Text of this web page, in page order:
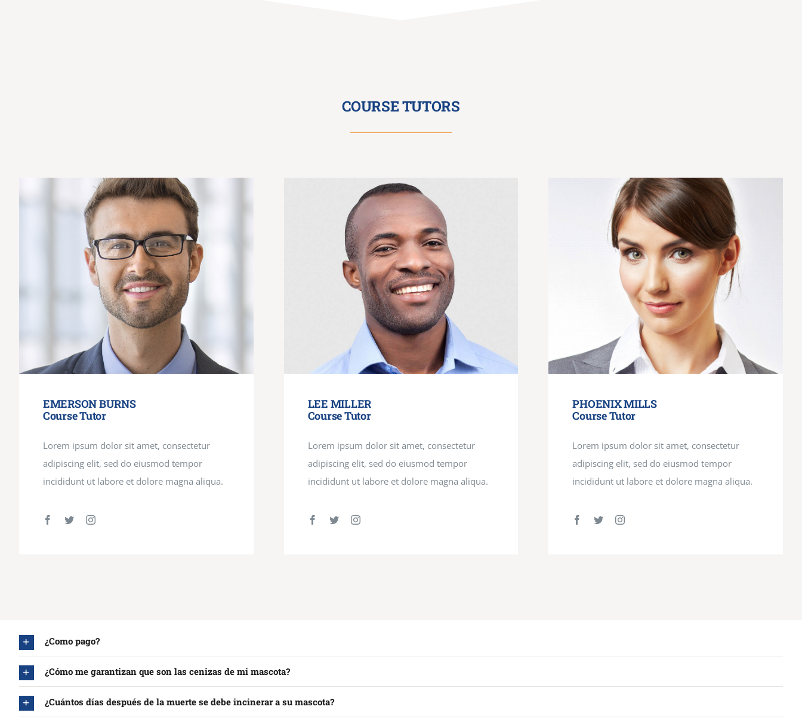
COURSE TUTORS
EMERSON BURNS
Course Tutor
Lorem ipsum dolor sit amet, consectetur
adipiscing elit, sed do eiusmod tempor
incididunt ut labore et dolore magna aliqua.
LEE MILLER
Course Tutor
Lorem ipsum dolor sit amet, consectetur
adipiscing elit, sed do eiusmod tempor
incididunt ut labore et dolore magna aliqua.
PHOENIX MILLS
Course Tutor
Lorem ipsum dolor sit amet, consectetur
adipiscing elit, sed do eiusmod tempor
incididunt ut labore et dolore magna aliqua.
¿Como pago?
¿Cómo me garantizan que son las cenizas de mi mascota?
¿Cuántos días después de la muerte se debe incinerar a su mascota?